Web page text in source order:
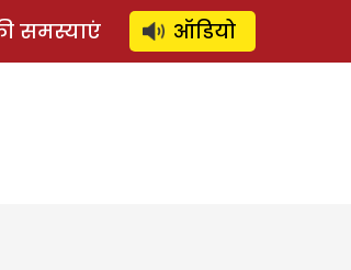
⚲ SUBSCRIBE
समस्याएं ऑडियो